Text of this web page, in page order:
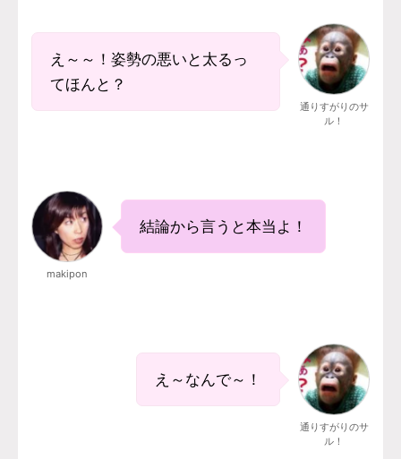
え～～！姿勢の悪いと太るっ
てほんと？
通りすがりのサ
ル！
makipon
結論から言うと本当よ！
え～なんで～！
通りすがりのサ
ル！